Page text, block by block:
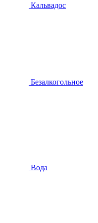
Кальвадос
Безалкогольное
Вода